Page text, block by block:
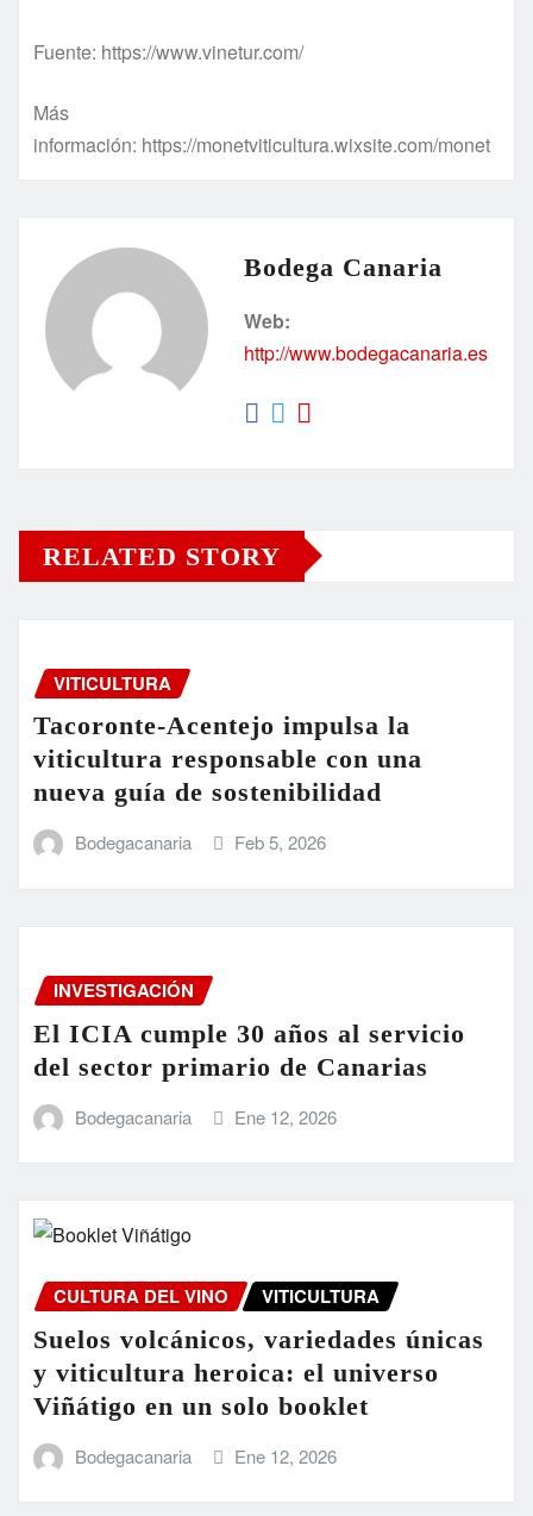
Fuente: https://www.vinetur.com/
Más
información: https://monetviticultura.wixsite.com/monet
Bodega Canaria
Web:
http://www.bodegacanaria.es
RELATED STORY
VITICULTURA
Tacoronte-Acentejo impulsa la
viticultura responsable con una
nueva guía de sostenibilidad
Bodegacanaria Feb 5, 2026
INVESTIGACIÓN
El ICIA cumple 30 años al servicio
del sector primario de Canarias
Bodegacanaria Ene 12, 2026
CULTURA DEL VINO VITICULTURA
Suelos volcánicos, variedades únicas
y viticultura heroica: el universo
Viñátigo en un solo booklet
Bodegacanaria Ene 12, 2026